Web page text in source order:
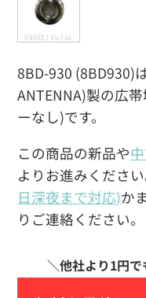
8BD-930 (8BD930)
ANTENNA)製の広
ーなし)です。
この商品の新品や
よりお進みくださ
日深夜まで対応)か
りご連絡ください。